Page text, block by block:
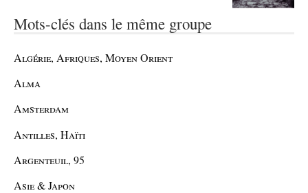
Mots-clés dans le même groupe
Algérie, Afriques, Moyen Orient
Alma
Amsterdam
Antilles, Haïti
Argenteuil, 95
Asie & Japon